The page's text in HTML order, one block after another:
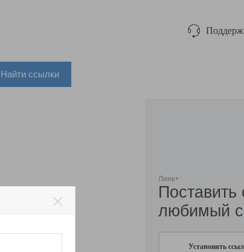
Найти ссылки
Линк+
Поставить
любимый
Установить